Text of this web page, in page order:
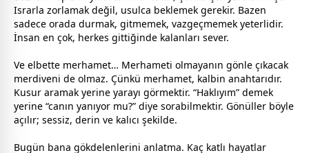
Israrla zorlamak değil, usulca beklemek gerekir. Bazen
sadece orada durmak, gitmemek, vazgeçmemek yeterlidir.
İnsan en çok, herkes gittiğinde kalanları sever.
Ve elbette merhamet… Merhameti olmayanın gönle çıkacak
merdiveni de olmaz. Çünkü merhamet, kalbin anahtarıdır.
Kusur aramak yerine yarayı görmektir. “Haklıyım” demek
yerine “canın yanıyor mu?” diye sorabilmektir. Gönüller böyle
açılır; sessiz, derin ve kalıcı şekilde.
Bugün bana gökdelenlerini anlatma. Kaç katlı hayatlar